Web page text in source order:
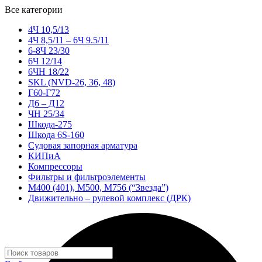
Все категории
4Ч 10,5/13
4Ч 8,5/11 – 6Ч 9.5/11
6-8Ч 23/30
6Ч 12/14
6ЧН 18/22
SKL (NVD-26, 36, 48)
Г60-Г72
Д6 – Д12
ЧН 25/34
Шкода-275
Шкода 6S-160
Судовая запорная арматура
КИПиА
Компрессоры
Фильтры и фильтроэлементы
М400 (401), М500, М756 (“Звезда”)
Движительно – рулевой комплекс (ДРК)